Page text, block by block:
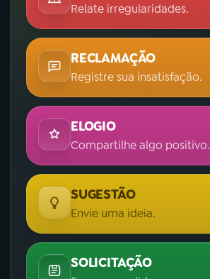
Relate irregularidades.
RECLAMAÇÃO
Registre sua insatisfação.
ELOGIO
Compartilhe algo positivo.
SUGESTÃO
Envie uma ideia.
SOLICITAÇÃO